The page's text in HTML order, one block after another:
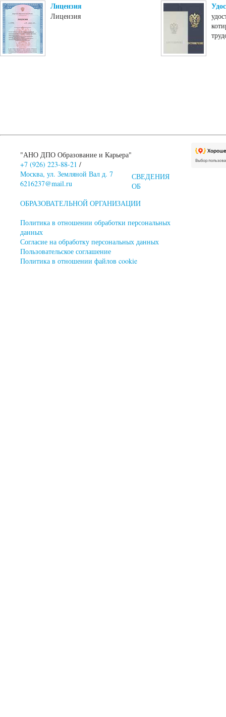
Лицензия
Лицензия
"АНО ДПО Образование и Карьера"
+7 (926) 223-88-21 /
Москва, ул. Земляной Вал д. 7
6216237@mail.ru
СВЕДЕНИЯ
ОБ
ОБРАЗОВАТЕЛЬНОЙ ОРГАНИЗАЦИИ
Политика в отношении обработки персональных
данных
Согласие на обработку персональных данных
Пользовательское соглашение
Политика в отношении файлов cookie